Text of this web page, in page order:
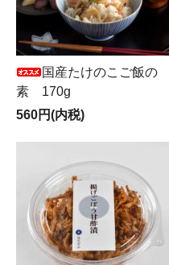
国産たけのこご飯の
素 170g
560円(内税)